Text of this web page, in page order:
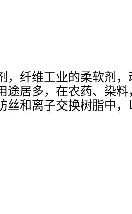
，纤维工业的柔软剂，
途居多，在农药、染料
和离子交换树脂中，